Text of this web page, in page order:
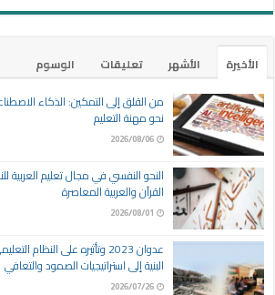
الأخيرة الأشهر تعليقات
الوسوم
من القلق إلى التمكين: الذكاء
نحو مهنة التعليم
2026/08/06
النحو النفسي في مجال تعليم العربية
القرآن والعربية المعاصرة
2026/08/01
عدوان 2023 وتأثيره على
البنية إلى استراتيجيات الصمود والتعافي
2026/07/26